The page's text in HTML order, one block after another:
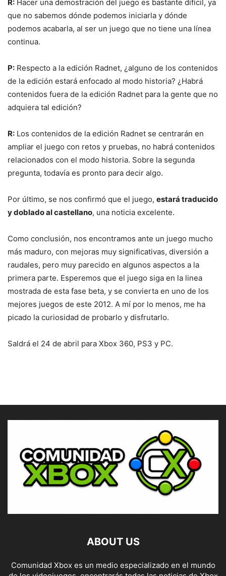
R: Hacer una demostración del juego es bastante difícil, ya
que no sabemos dónde podemos iniciarla y dónde
podemos acabarla, al ser un juego que no tiene una línea
continua.
P: Respecto a la edición Radnet, ¿alguno de los contenidos
de la edición estará enfocado al modo historia? ¿Habrá
contenidos fuera de la edición Radnet para la gente que no
adquiera tal edición?
R: Los contenidos de la edición Radnet se centrarán en
ampliar el juego con retos y pruebas, no habrá contenidos
relacionados con el modo historia. Sobre la segunda
pregunta, todavía es pronto para decir algo.
Por último, se nos confirmó que el juego, estará traducido
y doblado al castellano, una noticia excelente.
Como conclusión, nos encontramos ante un juego mucho
más maduro, con mejoras muy significativas, diversión a
raudales, pero muy parecido en algunos aspectos a la
primera parte. Esperemos que el juego siga en la linea
mostrada de esta fase beta, y se convierta en uno de los
mejores juegos de este 2012. A mí por lo menos, me ha
picado la curiosidad de probarlo y disfrutarlo.
Saldrá el 24 de abril para Xbox 360, PS3 y PC.
ABOUT US
Comunidad Xbox es un medio especializado en el mundo